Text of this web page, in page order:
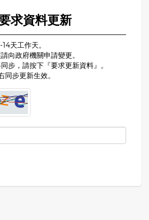
求資料更新
天工作天。
向政府機關申請變更。
步，請按下『要求更新資料』。
同步更新生效。